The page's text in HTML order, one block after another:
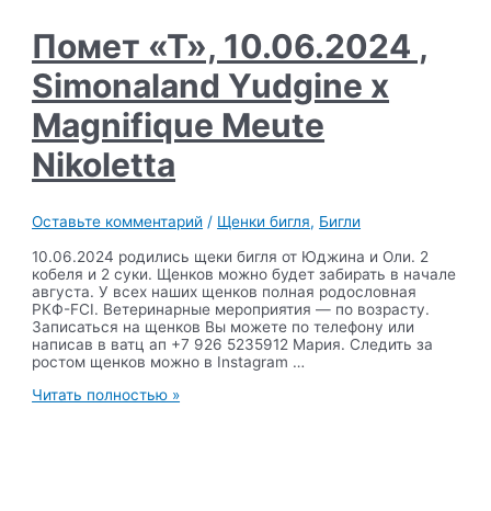
Meute
Fiction
Помет «Т», 10.06.2024 ,
Simonaland Yudgine x
Magnifique Meute
Nikoletta
Оставьте комментарий / Щенки бигля, Бигли
10.06.2024 родились щеки бигля от Юджина и Оли. 2
кобеля и 2 суки. Щенков можно будет забирать в начале
августа. У всех наших щенков полная родословная
РКФ-FCI. Ветеринарные мероприятия — по возрасту.
Записаться на щенков Вы можете по телефону или
написав в ватц ап +7 926 5235912 Мария. Следить за
ростом щенков можно в Instagram …
Помет
Читать полностью »